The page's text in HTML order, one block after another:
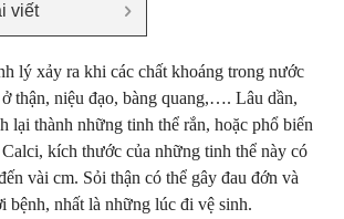
viết
lý xảy ra khi các chất khoáng trong nước
thận, niệu đạo, bàng quang,…. Lâu dần,
lại thành những tinh thể rắn, hoặc phổ biến
kích thước của những tinh thể này có
vài cm. Sỏi thận có thể gây đau đớn và
bệnh, nhất là những lúc đi vệ sinh.